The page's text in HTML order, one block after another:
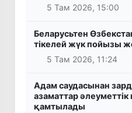
5 Там 2026, 15:00
Беларусьтен
тікелей жүк пойызы
5 Там 2026, 11:24
Адам саудасынан
азаматтар
қамтылады